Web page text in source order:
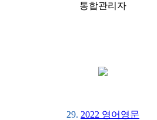
통합관리자
29. 2022 영어영문